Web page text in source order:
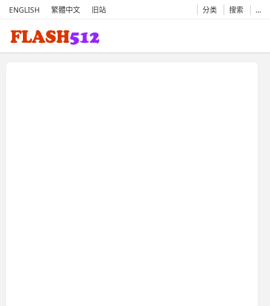
ENGLISH 繁體中文 旧站 分类 搜索 …